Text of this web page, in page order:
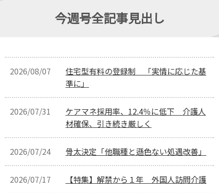
今週号全記事見出し
2026/08/07
住宅型有料の登録制 「実情に応じた基
準に」
2026/07/31
ケアマネ採用率、12.4％に低下 介護人
材確保、引き続き厳しく
2026/07/24 骨太決定「他職種と遜色ない処遇改善」
2026/07/17 【特集】解禁から１年 外国人訪問介護